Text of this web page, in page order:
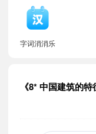
字词消消乐
《8* 中国建筑的